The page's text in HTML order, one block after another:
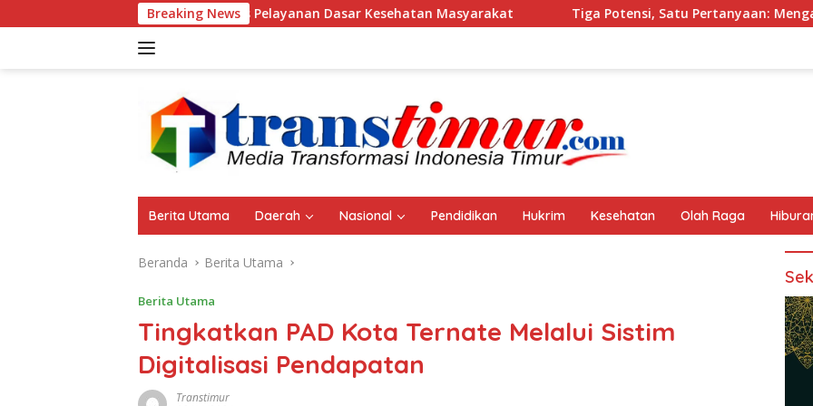
ke
Breaking News
Sanana dan Krisis Pelayanan Dasar Kesehatan Masyarakat Tiga Potensi, Satu Pertanyaan: Mengapa PAD Kepulauan
Berita Utama Daerah Nasional Pendidikan Hukrim Kesehatan Olah Raga
Beranda Berita Utama
Berita Utama
Tingkatkan PAD Kota Ternate Melalui Sistim
Digitalisasi Pendapatan
Transtimur